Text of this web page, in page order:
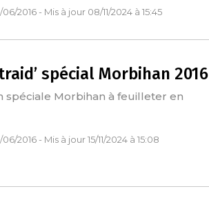
2016 - Mis à jour 08/11/2024 à 15:45
spécial Morbihan 2016
spéciale Morbihan à feuilleter en
2016 - Mis à jour 15/11/2024 à 15:08